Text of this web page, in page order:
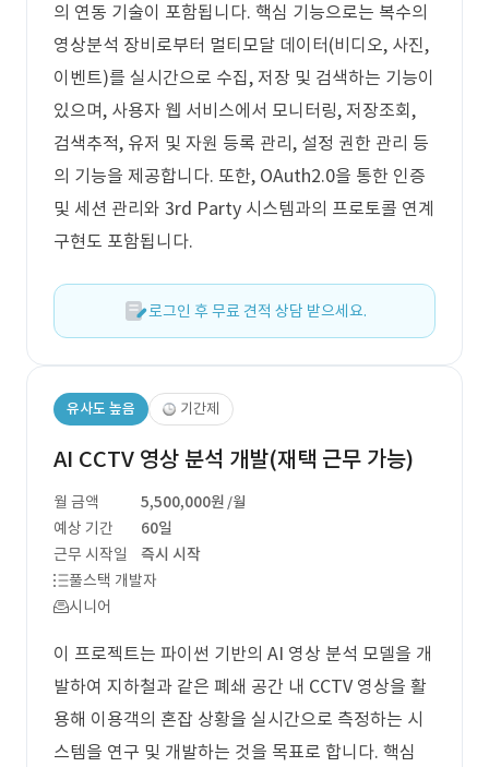
의 연동 기술이 포함됩니다. 핵심 기능으로는 복수의
영상분석 장비로부터 멀티모달 데이터(비디오, 사진,
이벤트)를 실시간으로 수집, 저장 및 검색하는 기능이
있으며, 사용자 웹 서비스에서 모니터링, 저장조회,
검색추적, 유저 및 자원 등록 관리, 설정 권한 관리 등
의 기능을 제공합니다. 또한, OAuth2.0을 통한 인증
및 세션 관리와 3rd Party 시스템과의 프로토콜 연계
구현도 포함됩니다.
로그인 후 무료 견적 상담 받으세요.
유사도 높음 기간제
AI CCTV 영상 분석 개발(재택 근무 가능)
월 금액 5,500,000원 /월
예상 기간
60일
근무 시작일
즉시 시작
풀스택 개발자
시니어
이 프로젝트는 파이썬 기반의 AI 영상 분석 모델을 개
발하여 지하철과 같은 폐쇄 공간 내 CCTV 영상을 활
용해 이용객의 혼잡 상황을 실시간으로 측정하는 시
스템을 연구 및 개발하는 것을 목표로 합니다. 핵심